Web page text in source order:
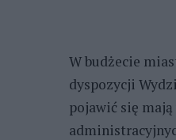
W budżecie
dyspozycji
pojawić się